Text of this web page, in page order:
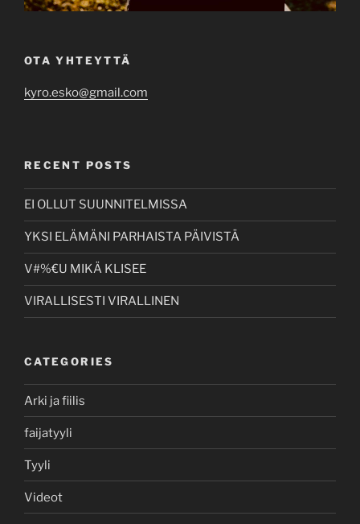
OTA YHTEYTTÄ
kyro.esko@gmail.com
RECENT POSTS
EI OLLUT SUUNNITELMISSA
YKSI ELÄMÄNI PARHAISTA PÄIVISTÄ
V#%€U MIKÄ KLISEE
VIRALLISESTI VIRALLINEN
CATEGORIES
Arki ja fiilis
faijatyyli
Tyyli
Videot